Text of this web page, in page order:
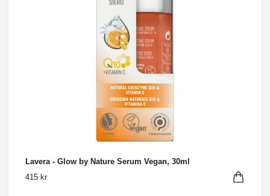
Lavera - Glow by Nature Serum Vegan, 30ml
415 kr